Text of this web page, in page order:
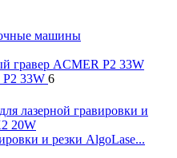
машины
33W 6
и резки AlgoLase...